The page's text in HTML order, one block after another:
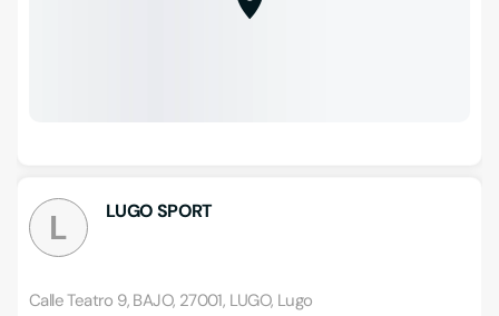
L LUGO SPORT
Calle Teatro 9, BAJO, 27001, LUGO, Lugo